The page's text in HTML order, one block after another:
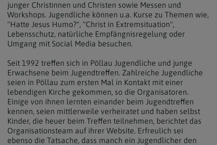
junger Christinnen und Christen sowie Messen und
Workshops. Jugendliche können u.a. Kurse zu Themen wie,
"Hatte Jesus Humo?", "Christ in Extremsituation",
Lebensschutz, natürliche Empfängnisregelung oder
Umgang mit Social Media besuchen.
Seit 1992 treffen sich in Pöllau Jugendliche und junge
Erwachsene beim Jugendtreffen. Zahlreiche Jugendliche
seien in Pöllau zum ersten Mal in Kontakt mit einer
lebendigen Kirche gekommen, so die Organisatoren.
Einige von ihnen lernten einander beim Jugendtreffen
kennen, seien mittlerweile verheiratet und haben selbst
Kinder, die heuer beim Treffen teilnehmen, berichtet das
Organisationsteam auf ihrer Website. Erfreulich sei
ebenso die Tatsache, dass manch ein Jugendlicher den